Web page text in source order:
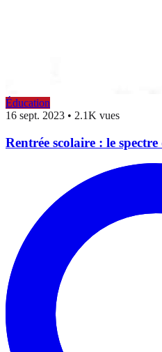
Éducation
16 sept. 2023 • 2.1K vues
Rentrée scolaire : le